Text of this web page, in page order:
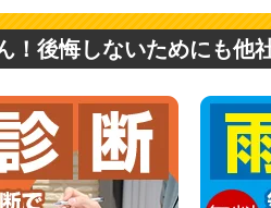
！後悔しないためにも他